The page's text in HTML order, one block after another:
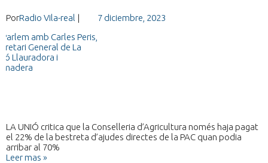
PorRadio Vila-real | 7 diciembre, 2023
LA UNIÓ critica que la Conselleria d’Agricultura només haja pagat
el 22% de la bestreta d’ajudes directes de la PAC quan podia
arribar al 70%
Leer mas »